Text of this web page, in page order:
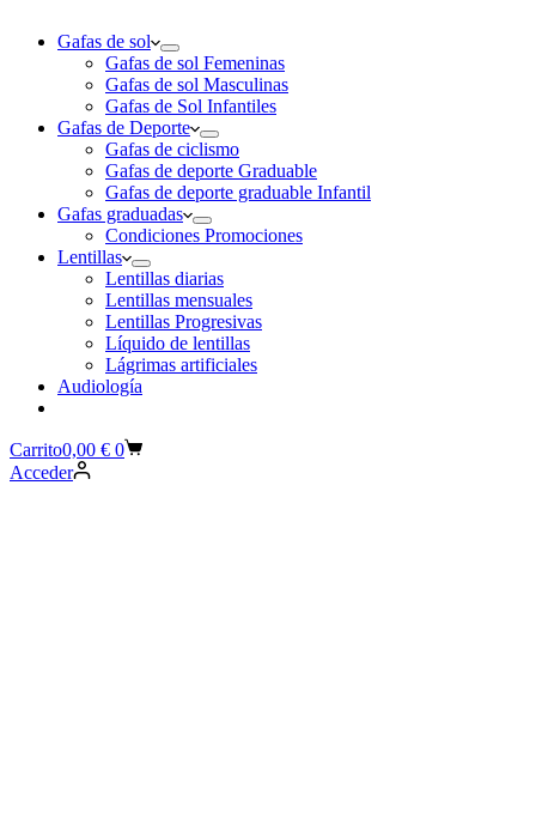
Gafas de sol
Gafas de sol Femeninas
Gafas de sol Masculinas
Gafas de Sol Infantiles
Gafas de Deporte
Gafas de ciclismo
Gafas de deporte Graduable
Gafas de deporte graduable Infantil
Gafas graduadas
Condiciones Promociones
Lentillas
Lentillas diarias
Lentillas mensuales
Lentillas Progresivas
Líquido de lentillas
Lágrimas artificiales
Audiología
Carrito0,00 € 0
Acceder